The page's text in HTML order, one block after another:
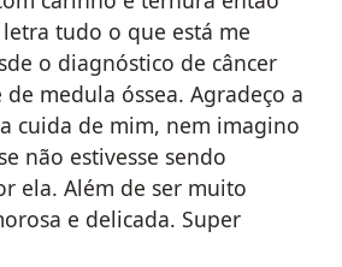
tudo o que está me
o diagnóstico de câncer
medula óssea. Agradeço a
cuida de mim, nem imagino
não estivesse sendo
ela. Além de ser muito
e delicada. Super